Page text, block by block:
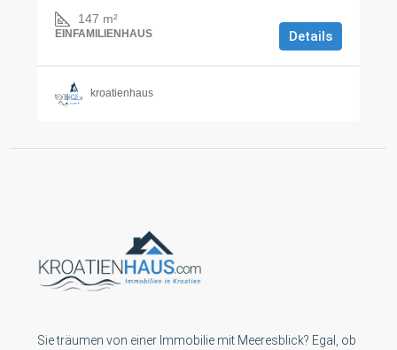
147 m²
EINFAMILIENHAUS Details
kroatienhaus
Sie träumen von einer Immobilie mit Meeresblick? Egal, ob